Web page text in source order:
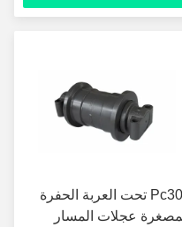
Pc300 تحت العربة الحفرة
عجلات المسار